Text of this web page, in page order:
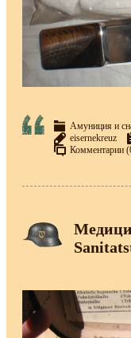
Амуниция и
eisernekreuz
Комментарии